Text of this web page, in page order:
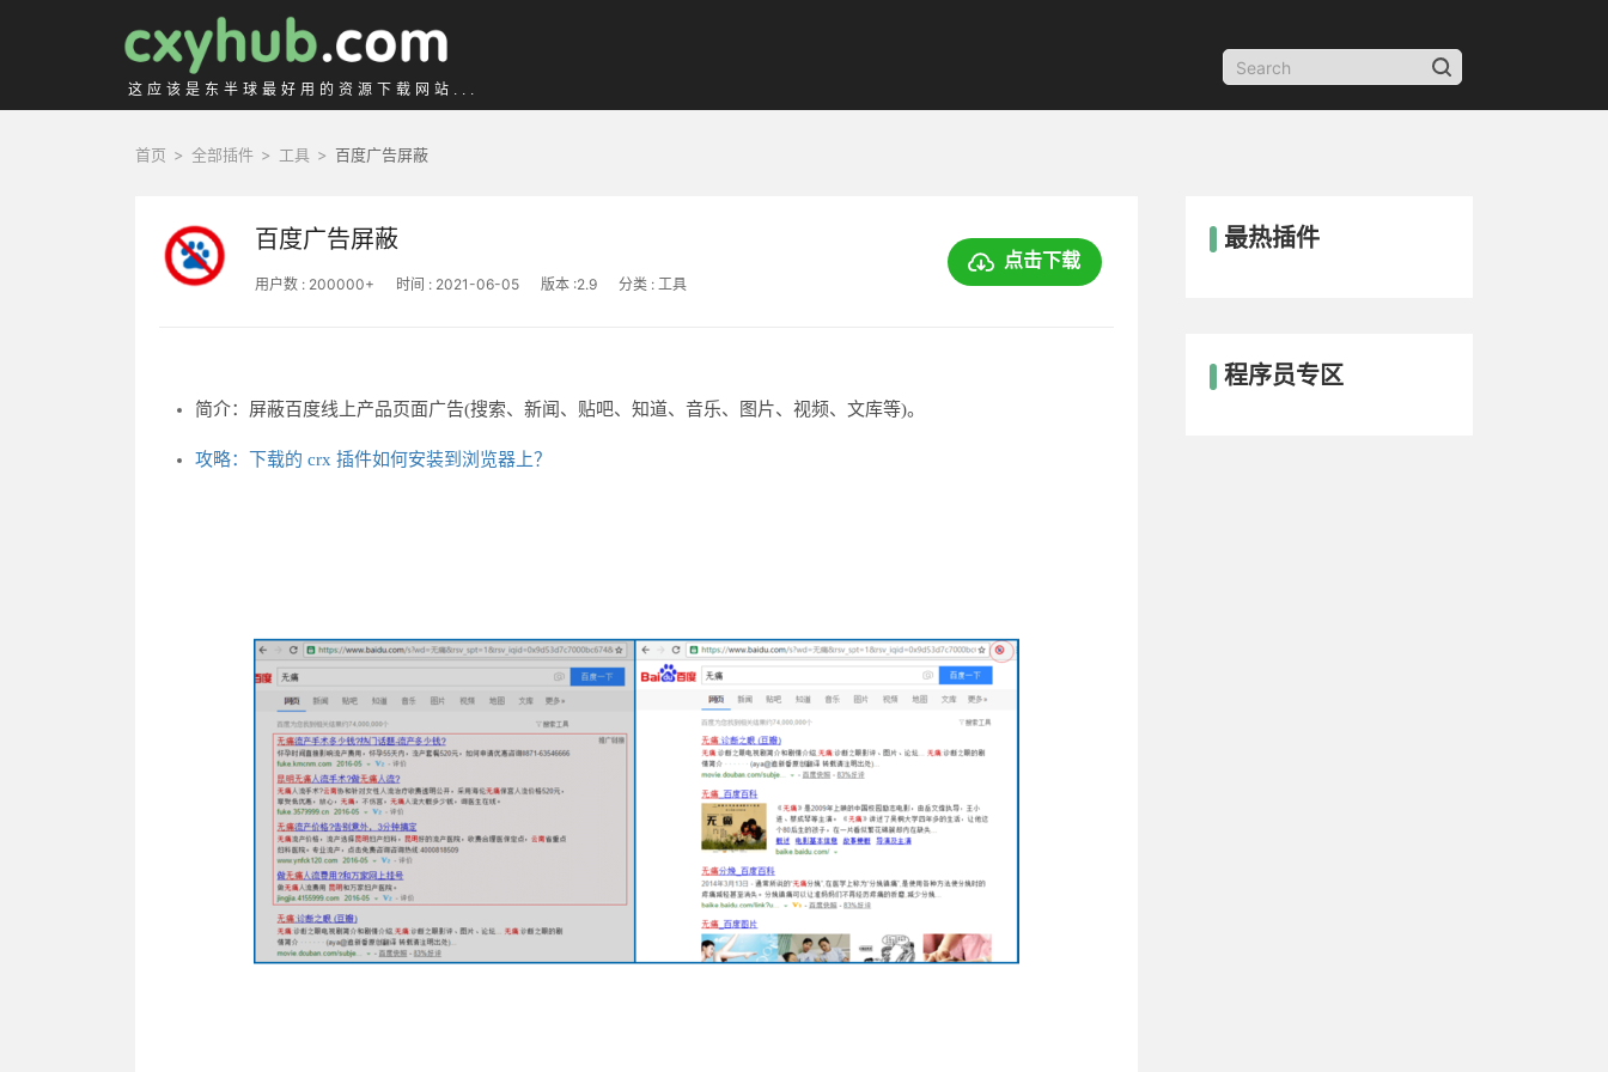
这应该是东半球最好用的资源下载网站...
首页 > 全部插件 > 工具 > 百度广告屏蔽
百度广告屏蔽
用户数 : 200000+ 时间 : 2021-06-05 版本 :2.9 分类 : 工具
点击下载
简介：屏蔽百度线上产品页面广告(搜索、新闻、贴吧、知道、音乐、图片、视频、文库等)。
攻略：下载的 crx 插件如何安装到浏览器上？
最热插件
程序员专区